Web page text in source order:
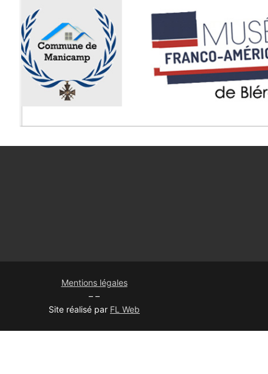
Mentions légales
– –
Site réalisé par FL Web